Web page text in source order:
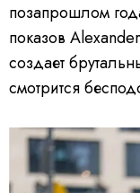
позапрошлом
показов
создает
смотрится